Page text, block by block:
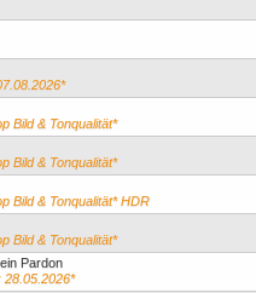
Bild & Tonqualität*
Bild & Tonqualität*
Bild & Tonqualität* HDR
Bild & Tonqualität*
Pardon
28.05.2026*